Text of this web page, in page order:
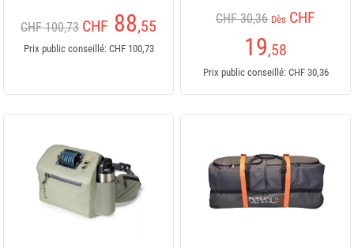
CHF 100,73 CHF 88,55
Prix public conseillé: CHF 100,73
CHF 30,36 Dès CHF
19,58
Prix public conseillé: CHF 30,36